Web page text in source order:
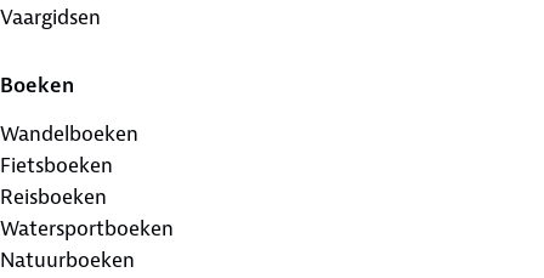
Vaargidsen
Boeken
Wandelboeken
Fietsboeken
Reisboeken
Watersportboeken
Natuurboeken